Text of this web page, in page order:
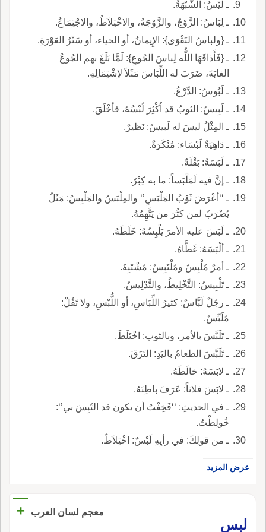
ـ لُيْسُ: الشُّبْهَةُ.
ـ لِبَاسُ: الزَّوْجُ، والزَّوْجَةُ، والاخْتِلاَطُ، والاجْتِمَاعُ.
ـ {ولباسُ التَقْوَى}: الإِيمانُ، أو الحياء، أو سَتْرُ العَوْرَةِ.
ـ {فَأَذاقَهَا اللُّه لِباسَ الجُوعِ}: لَمَّا بَلَغَ بهم الجُوعُ
الغايَةَ، ضَرَبَ له اللِّبَاسَ مَثَلاً لاِشْتِمَالِهِ.
ـ لَبُوسُ: الدِّرْعُ.
ـ لَبِيسُ: الثوبُ قد اُكْثِرَ لُبْسُهُ، فأخْلَقَ.
ـ المِثْلُ ليسَ له لَبيسٌ: نَظيرٌ.
ـ دَاهِيَةٌ لَبْسَاء: مُنْكَرَةٌ.
ـ لَبَسَةُ: بَقْلَةٌ.
ـ إنَّ فيه لَمَلْبَساً: ما به كِبْرٌ.
ـ ‘‘أعْرَضَ ثَوْبُ المَلْبَسِ’‘ والمِلْبَسُ والمَلْبِسُ: مَثَلٌ
يُضْرَبُ لمن كثُرَ من يَتَّهِمُهُ.
ـ لَبَسَ عليه الأمرَ يَلْبِسُهُ: خَلَطَهُ.
ـ ألْبَسَهُ: غَطَّاهُ.
ـ أمرٌ مُلْبِسٌ ومُلْتَبِسٌ: مُشْتَبِهٌ.
ـ تَلْبِيسُ: التَّخْلِيطُ، والتَّدْلِيسُ.
ـ رجُلٌ لَبَّاسٌ: كثيرُ اللِّبَاسِ، أو اللُّبْسِ، ولا تَقُلْ:
مُلَبِّسٌ.
ـ تَلَبَّسَ بالأمر، وبالثوب: اخْتَلَطَ.
ـ تَلَبَّسَ الطعامُ باليَدِ: التَزَقَ.
ـ لابَسَهُ: خالَطَهُ.
ـ لابَسَ فلاناً: عَرَفَ باطِنَهُ.
ـ في الحديثِ: ‘‘فَخِفْتُ أن يكون قد التُبِسَ بي’‘:
خُولِطْتُ.
ـ من قولِكَ: في رأيِهِ لَبْسٌ: اخْتِلاَطٌ.
عرض المزيد
معجم لسان العرب
+
لبس